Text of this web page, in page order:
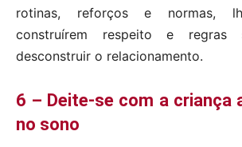
rotinas, reforços e normas,
construírem respeito e regras
desconstruir o relacionamento.
6 – Deite-se com a criança
no sono